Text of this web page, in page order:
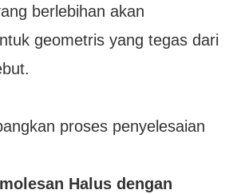
berlebihan akan
geometris yang tegas dari
proses penyelesaian
Halus dengan